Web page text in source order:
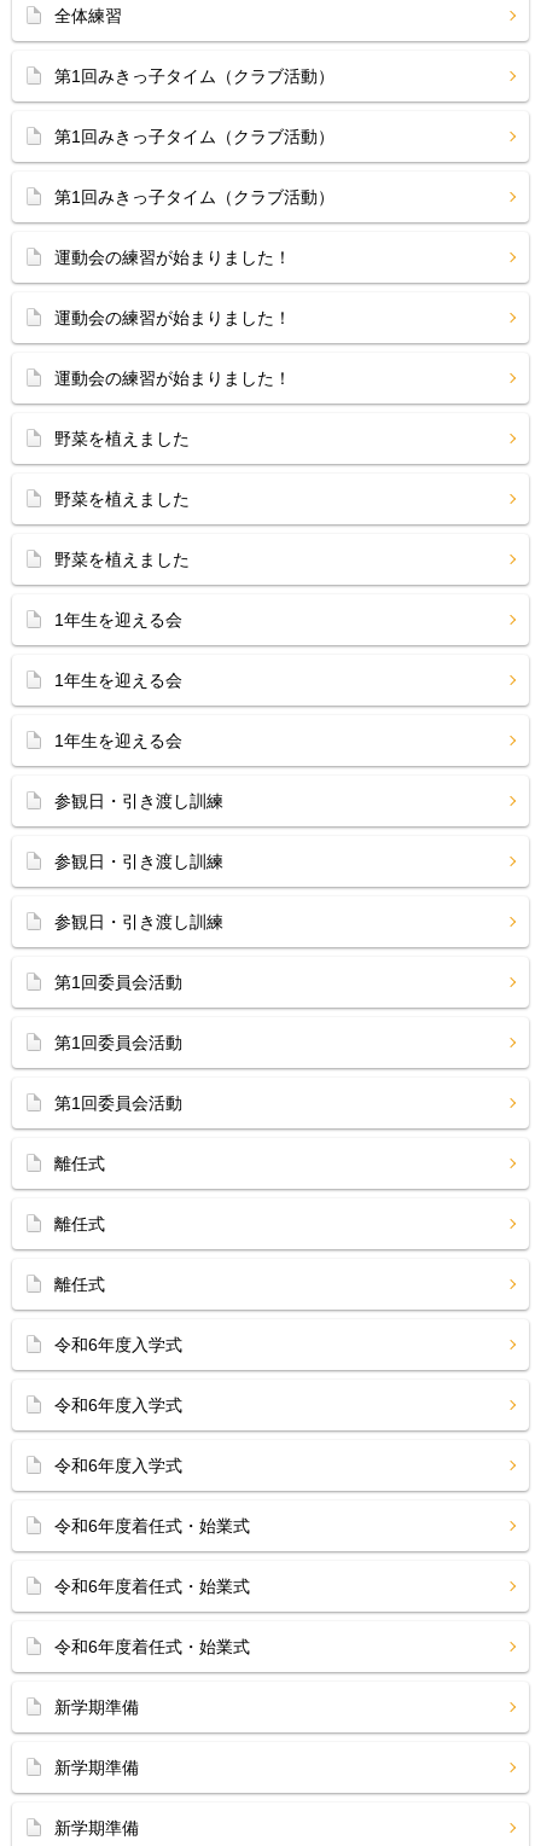
全体練習
第1回みきっ子タイム（クラブ活動）
第1回みきっ子タイム（クラブ活動）
第1回みきっ子タイム（クラブ活動）
運動会の練習が始まりました！
運動会の練習が始まりました！
運動会の練習が始まりました！
野菜を植えました
野菜を植えました
野菜を植えました
1年生を迎える会
1年生を迎える会
1年生を迎える会
参観日・引き渡し訓練
参観日・引き渡し訓練
参観日・引き渡し訓練
第1回委員会活動
第1回委員会活動
第1回委員会活動
離任式
離任式
離任式
令和6年度入学式
令和6年度入学式
令和6年度入学式
令和6年度着任式・始業式
令和6年度着任式・始業式
令和6年度着任式・始業式
新学期準備
新学期準備
新学期準備